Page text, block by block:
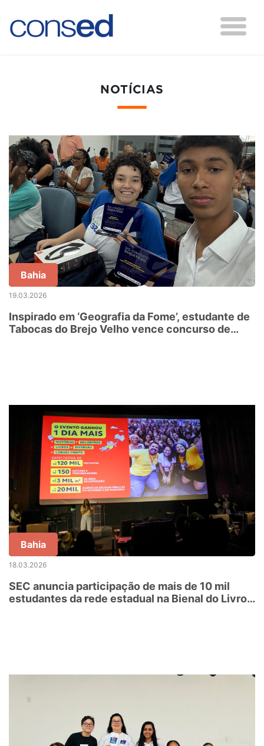
NOTÍCIAS
Bahia
19.03.2026
Inspirado em ‘Geografia da Fome’, estudante de
Tabocas do Brejo Velho vence concurso de
Bahia
18.03.2026
SEC anuncia participação de mais de 10 mil
estudantes da rede estadual na Bienal do Livro